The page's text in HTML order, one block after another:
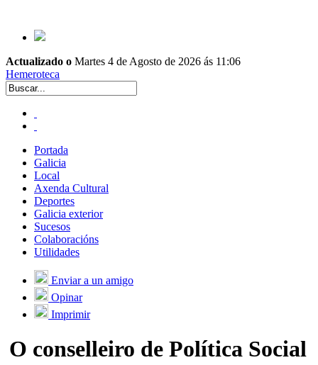
Actualizado o Martes 4 de Agosto de 2026 ás 11:06
Hemeroteca
Portada
Galicia
Local
Axenda Cultural
Deportes
Galicia exterior
Sucesos
Colaboracións
Utilidades
Enviar a un amigo
Opinar
Imprimir
O conselleiro de Política Social